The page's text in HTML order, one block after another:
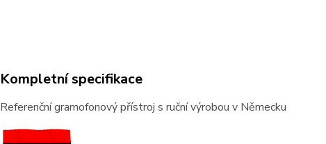
Kompletní specifikace
Referenční gramofonový přístroj s ruční výrobou v Německu